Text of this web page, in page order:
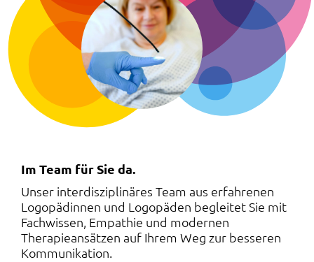
Im Team für Sie da.
Unser interdisziplinäres Team aus erfahrenen
Logopädinnen und Logopäden begleitet Sie mit
Fachwissen, Empathie und modernen
Therapieansätzen auf Ihrem Weg zur besseren
Kommunikation.